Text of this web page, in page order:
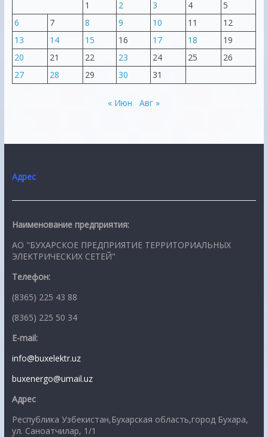
1 2 3 4
5
6
7 8 9 10 11
12
13
14 15 16 17 18
19
20
21 22 23 24 25
26
27
28 29 30 31
« Июн Авг »
Адрес
Наименование предприятия:
АО "БУХАРСКОЕ ПРЕДПРИЯТИЕ ТЕРРИТОРИАЛЬНЫХ
ЭЛЕКТРИЧЕСКИХ СЕТЕЙ"
Телефон:
(8365) 225 43 88
(8365) 225 50 34
E-mail:
info@buxelektr.uz
buxenergo@umail.uz
Адрес
Республика Узбекистан,Бухарская область,город Бухара,
ул. Саноатчилар, 1/1